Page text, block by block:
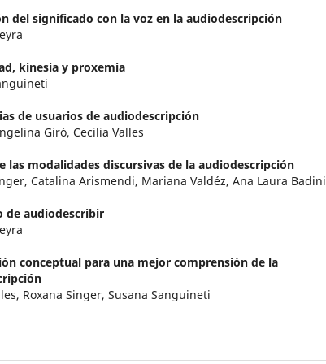
del significado con la voz en la audiodescripción
kinesia y proxemia
de usuarios de audiodescripción
Giró, Cecilia Valles
las modalidades discursivas de la audiodescripción
Catalina Arismendi, Mariana Valdéz, Ana Laura Badini
de audiodescribir
conceptual para una mejor comprensión de la
Roxana Singer, Susana Sanguineti